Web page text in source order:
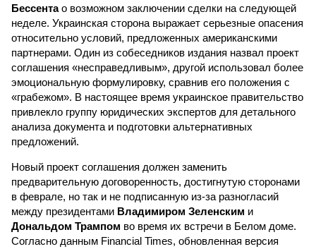
Бессентао возможном заключении сделки на следующей
неделе. Украинская сторона выражает серьезные опасения
относительно условий, предложенных американскими
партнерами. Один из собеседников издания назвал проект
соглашения «несправедливым», другой использовал более
эмоциональную формулировку, сравнив его положения с
«грабежом». В настоящее время украинское правительство
привлекло группу юридических экспертов для детального
анализа документа и подготовки альтернативных
предложений.
Новый проект соглашения должен заменить
предварительную договоренность, достигнутую сторонами
в феврале, но так и не подписанную из-за разногласий
между президентами Владимиром Зеленским и
Дональдом Трампом во время их встречи в Белом доме.
Согласно данным Financial Times, обновленная версия